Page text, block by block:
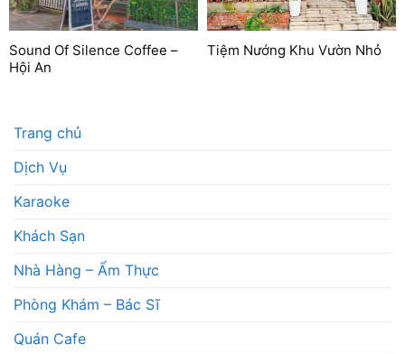
Sound Of Silence Coffee –
Hội An
Tiệm Nướng Khu Vườn Nhỏ
Trang chủ
Dịch Vụ
Karaoke
Khách Sạn
Nhà Hàng – Ẩm Thực
Phòng Khám – Bác Sĩ
Quán Cafe